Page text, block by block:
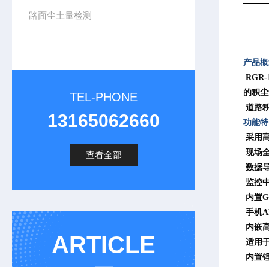
路面尘土量检测
TEL-PHONE
13165062660
查看全部
ARTICLE
产品
RGR-
的积
道路
功能
采用
现场
数据
监控
内置
手机
内嵌
适用
内置